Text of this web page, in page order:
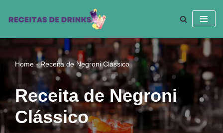
para
conteúdo
Home -Receita de Negroni Clássico
Receita de Negroni
Clássico